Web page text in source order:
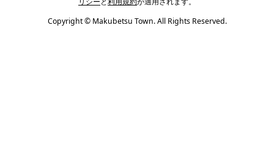
Copyright © Makubetsu Town. All Rights Reserved.